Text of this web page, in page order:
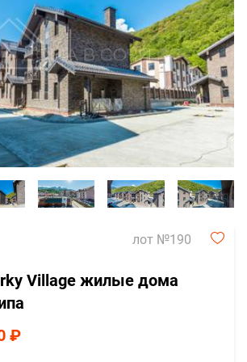
лот №190
Village жилые дома
₽